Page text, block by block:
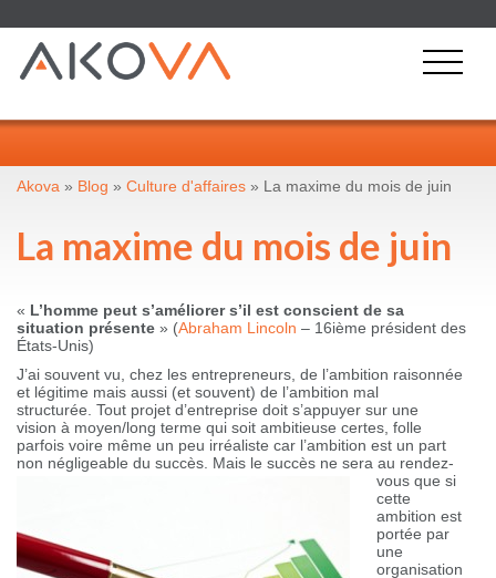
Akova » Blog » Culture d'affaires » La maxime du mois de juin
La maxime du mois de juin
« L’homme peut s’améliorer s’il est conscient de sa
situation présente » (Abraham Lincoln – 16ième président des
États-Unis)
J’ai souvent vu, chez les entrepreneurs, de l’ambition raisonnée
et légitime mais aussi (et souvent) de l’ambition mal
structurée. Tout projet d’entreprise doit s’appuyer sur une
vision à moyen/long terme qui soit ambitieuse certes, folle
parfois voire même un peu irréaliste car l’ambition est un part
non négligeable du succès. Mais le succès ne sera au rendez-
vous que si
cette
ambition est
portée par
une
organisation